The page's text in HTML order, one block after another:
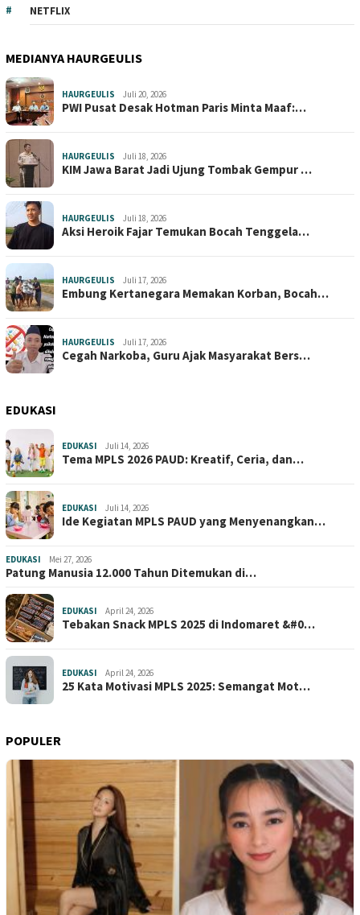
NETFLIX
MEDIANYA HAURGEULIS
HAURGEULIS Juli 20, 2026
PWI Pusat Desak Hotman Paris Minta Maaf:…
HAURGEULIS Juli 18, 2026
KIM Jawa Barat Jadi Ujung Tombak Gempur …
HAURGEULIS Juli 18, 2026
Aksi Heroik Fajar Temukan Bocah Tenggela…
HAURGEULIS Juli 17, 2026
Embung Kertanegara Memakan Korban, Bocah…
HAURGEULIS Juli 17, 2026
Cegah Narkoba, Guru Ajak Masyarakat Bers…
EDUKASI
EDUKASI Juli 14, 2026
Tema MPLS 2026 PAUD: Kreatif, Ceria, dan…
EDUKASI Juli 14, 2026
Ide Kegiatan MPLS PAUD yang Menyenangkan…
EDUKASI Mei 27, 2026
Patung Manusia 12.000 Tahun Ditemukan di…
EDUKASI April 24, 2026
Tebakan Snack MPLS 2025 di Indomaret &#0…
EDUKASI April 24, 2026
25 Kata Motivasi MPLS 2025: Semangat Mot…
POPULER